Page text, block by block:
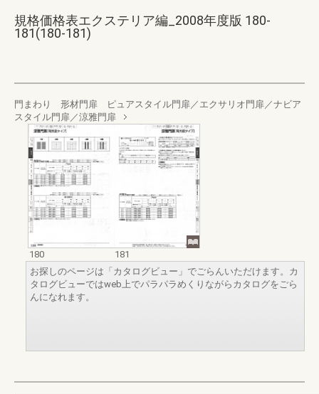
規格価格表エクステリア編_2008年度版 180-
181(180-181)
門まわり 形材門扉 ピュアスタイル門扉／エクサリオ門扉／ナビア
スタイル門扉／涼雅門扉
180
181
お探しのページは「カタログビュー」でごらんいただけます。カ
タログビューではweb上でパラパラめくりながらカタログをごら
んになれます。